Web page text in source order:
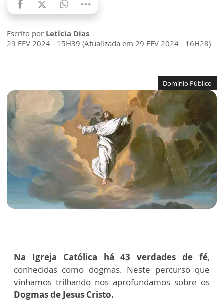
Escrito por Letícia Dias
29 FEV 2024 - 15H39 (Atualizada em 29 FEV 2024 - 16H28)
Domínio Público
Na Igreja Católica há 43 verdades de fé,
conhecidas como dogmas. Neste percurso que
vínhamos trilhando nos aprofundamos sobre os
Dogmas de Jesus Cristo.